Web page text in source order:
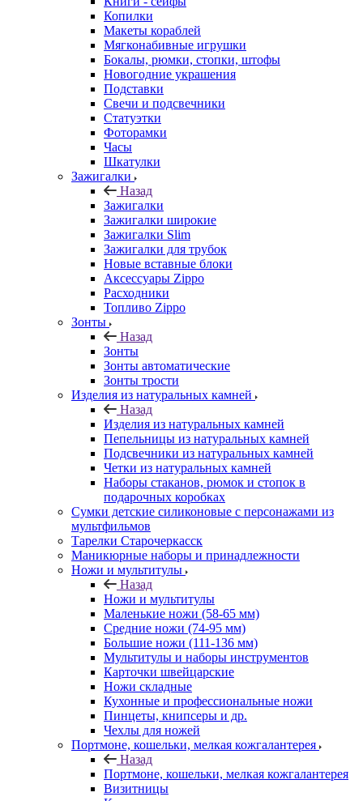
Копилки
Макеты кораблей
Мягконабивные игрушки
Бокалы, рюмки, стопки, штофы
Новогодние украшения
Подставки
Свечи и подсвечники
Статуэтки
Фоторамки
Часы
Шкатулки
Зажигалки
Назад
Зажигалки
Зажигалки широкие
Зажигалки Slim
Зажигалки для трубок
Новые вставные блоки
Аксессуары Zippo
Расходники
Топливо Zippo
Зонты
Назад
Зонты
Зонты автоматические
Зонты трости
Изделия из натуральных камней
Назад
Изделия из натуральных камней
Пепельницы из натуральных камней
Подсвечники из натуральных камней
Четки из натуральных камней
Наборы стаканов, рюмок и стопок в
подарочных коробках
Сумки детские силиконовые с персонажами из
мультфильмов
Тарелки Старочеркасск
Маникюрные наборы и принадлежности
Ножи и мультитулы
Назад
Ножи и мультитулы
Маленькие ножи (58-65 мм)
Средние ножи (74-95 мм)
Большие ножи (111-136 мм)
Мультитулы и наборы инструментов
Карточки швейцарские
Ножи складные
Кухонные и профессиональные ножи
Пинцеты, книпсеры и др.
Чехлы для ножей
Портмоне, кошельки, мелкая кожгалантерея
Назад
Портмоне, кошельки, мелкая кожгалантерея
Визитницы